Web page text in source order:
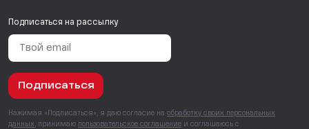
Подписаться на рассылку
Подписаться
Нажимая «Подписаться», я даю согласие на обработку своих персональных
данных , принимаю пользовательское соглашение и соглашаюсь с